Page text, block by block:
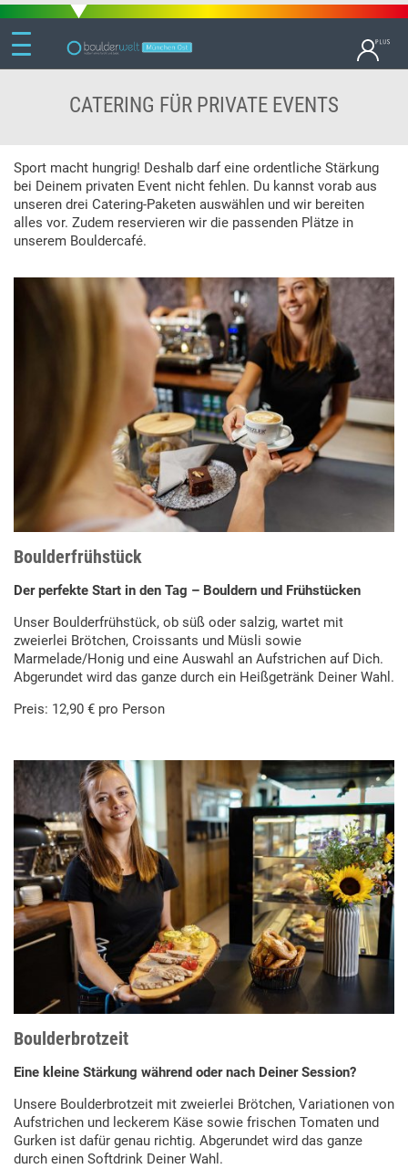
CATERING FÜR PRIVATE EVENTS
Sport macht hungrig! Deshalb darf eine ordentliche Stärkung
bei Deinem privaten Event nicht fehlen. Du kannst vorab aus
unseren drei Catering-Paketen auswählen und wir bereiten
alles vor. Zudem reservieren wir die passenden Plätze in
unserem Bouldercafé.
Boulderfrühstück
Der perfekte Start in den Tag – Bouldern und Frühstücken
Unser Boulderfrühstück, ob süß oder salzig, wartet mit
zweierlei Brötchen, Croissants und Müsli sowie
Marmelade/Honig und eine Auswahl an Aufstrichen auf Dich.
Abgerundet wird das ganze durch ein Heißgetränk Deiner Wahl.
Preis: 12,90 € pro Person
Boulderbrotzeit
Eine kleine Stärkung während oder nach Deiner Session?
Unsere Boulderbrotzeit mit zweierlei Brötchen, Variationen von
Aufstrichen und leckerem Käse sowie frischen Tomaten und
Gurken ist dafür genau richtig. Abgerundet wird das ganze
durch einen Softdrink Deiner Wahl.